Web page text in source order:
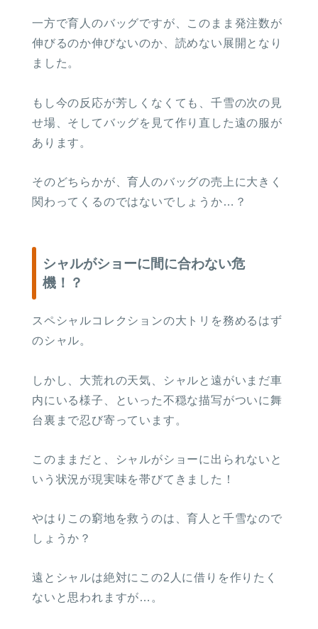
を開いて600P付与されているか確認。
以上、めっちゃシンプルですね！
一方で育人のバッグですが、このまま発注数が
伸びるのか伸びないのか、読めない展開となり
ました。
もし今の反応が芳しくなくても、千雪の次の見
せ場、そしてバッグを見て作り直した遠の服が
あります。
そのどちらかが、育人のバッグの売上に大きく
関わってくるのではないでしょうか…？
シャルがショーに間に合わない危
機！？
スペシャルコレクションの大トリを務めるはず
のシャル。
しかし、大荒れの天気、シャルと遠がいまだ車
内にいる様子、といった不穏な描写がついに舞
台裏まで忍び寄っています。
このままだと、シャルがショーに出られないと
いう状況が現実味を帯びてきました！
やはりこの窮地を救うのは、育人と千雪なので
しょうか？
遠とシャルは絶対にこの2人に借りを作りたく
ないと思われますが…。